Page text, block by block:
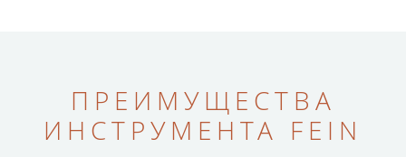
ПРЕИМУЩЕСТВА
ИНСТРУМЕНТА FEIN